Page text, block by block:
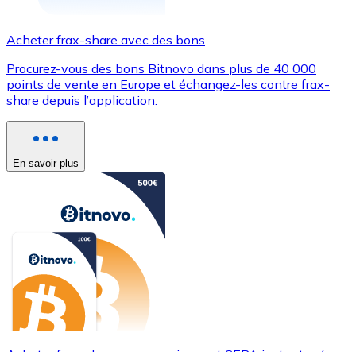
Acheter frax-share avec des bons
Procurez-vous des bons Bitnovo dans plus de 40 000
points de vente en Europe et échangez-les contre frax-
share depuis l’application.
En savoir plus